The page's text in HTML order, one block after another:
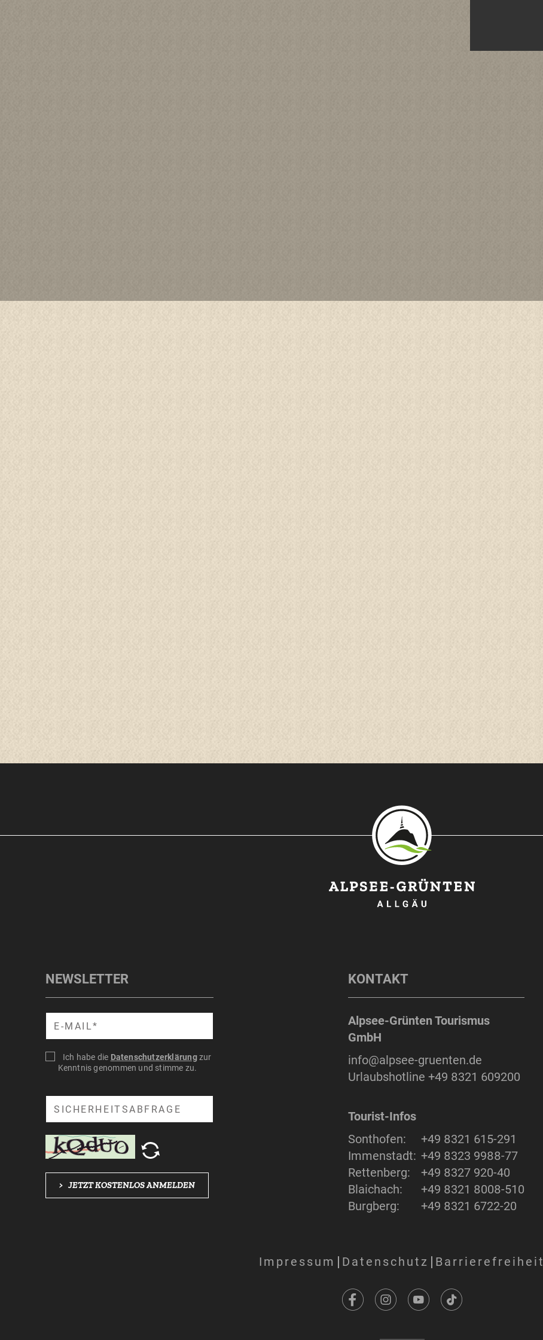
NEWSLETTER
Suche
Ich habe die Datenschutzerklärungzur
Kenntnis genommen und stimme zu.
Suche
> JETZT KOSTENLOS ANMELDEN
KONTAKT
Alpsee-Grünten Tourismus
GmbH
info@alpsee-gruenten.de
Urlaubshotline+49 8321 609200
Tourist-Infos
Sonthofen:
+49 8321 615-291
Immenstadt: +49 8323 9988-77
Rettenberg:
+49 8327 920-40
Blaichach:
+49 8321 8008-510
Burgberg:
+49 8321 6722-20
Impressum Datenschutz Barrierefreiheit